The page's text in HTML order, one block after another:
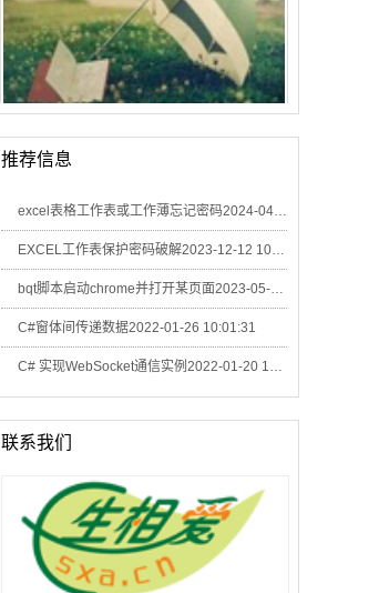
这10家被推荐无数次的粉店，把南宁人的嘴都养刁了！
推荐信息
excel表格工作表或工作薄忘记密码2024-04-15 07:44:27
EXCEL工作表保护密码破解2023-12-12 10:49:46
bqt脚本启动chrome并打开某页面2023-05-17 08:48:30
C#窗体间传递数据2022-01-26 10:01:31
C# 实现WebSocket通信实例 2022-01-20 10:22:05
联系我们